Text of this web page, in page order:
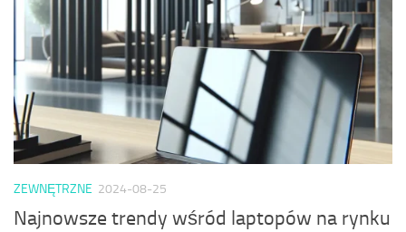
ZEWNĘTRZNE 2024-08-25
Najnowsze trendy wśród laptopów na rynku